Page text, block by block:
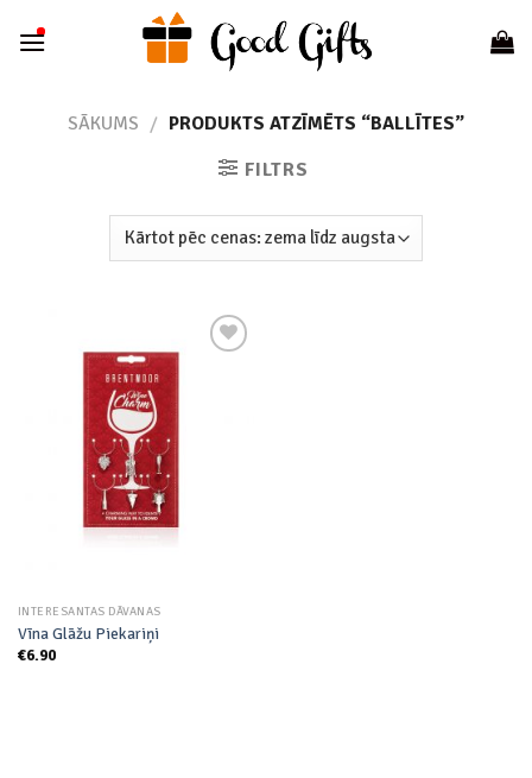
SĀKUMS / PRODUKTS ATZĪMĒTS “BALLĪTES”
FILTRS
INTERESANTAS DĀVANAS
Vīna Glāžu Piekariņi
€6.90